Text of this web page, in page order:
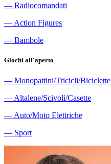
― Radiocomandati
― Action Figures
― Bambole
Giochi all'aperto
― Monopattini/Tricicli/Biciclette
― Altalene/Scivoli/Casette
― Auto/Moto Elettriche
― Sport